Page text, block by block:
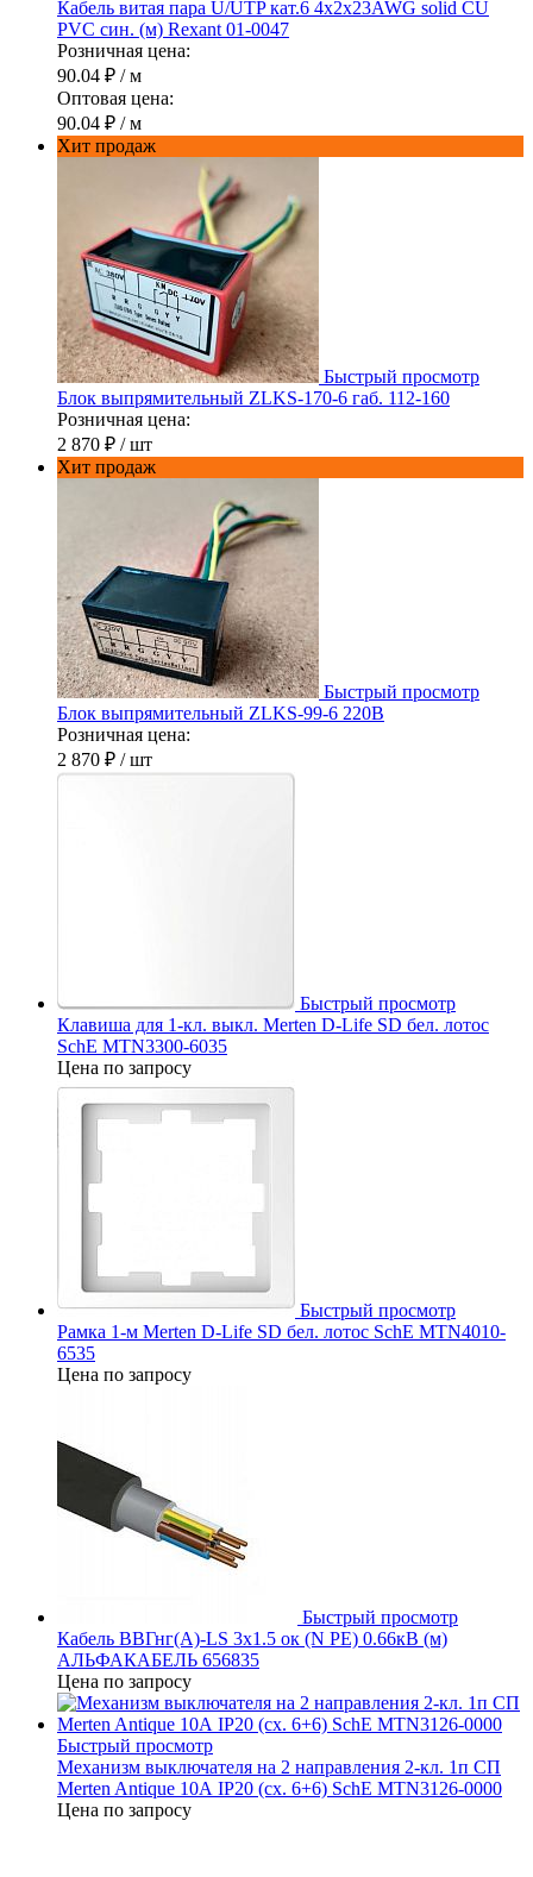
Кабель витая пара U/UTP кат.6 4х2х23AWG solid CU
PVC син. (м) Rexant 01-0047
Розничная цена:
90.04 ₽ / м
Оптовая цена:
90.04 ₽ / м
Хит продаж
Быстрый просмотр
Блок выпрямительный ZLKS-170-6 габ. 112-160
Розничная цена:
2 870 ₽ / шт
Хит продаж
Быстрый просмотр
Блок выпрямительный ZLKS-99-6 220В
Розничная цена:
2 870 ₽ / шт
Быстрый просмотр
Клавиша для 1-кл. выкл. Merten D-Life SD бел. лотос
SchE MTN3300-6035
Цена по запросу
Быстрый просмотр
Рамка 1-м Merten D-Life SD бел. лотос SchE MTN4010-
6535
Цена по запросу
Быстрый просмотр
Кабель ВВГнг(А)-LS 3х1.5 ок (N PE) 0.66кВ (м)
АЛЬФАКАБЕЛЬ 656835
Цена по запросу
Быстрый просмотр
Механизм выключателя на 2 направления 2-кл. 1п СП
Merten Antique 10А IP20 (сх. 6+6) SchE MTN3126-0000
Цена по запросу